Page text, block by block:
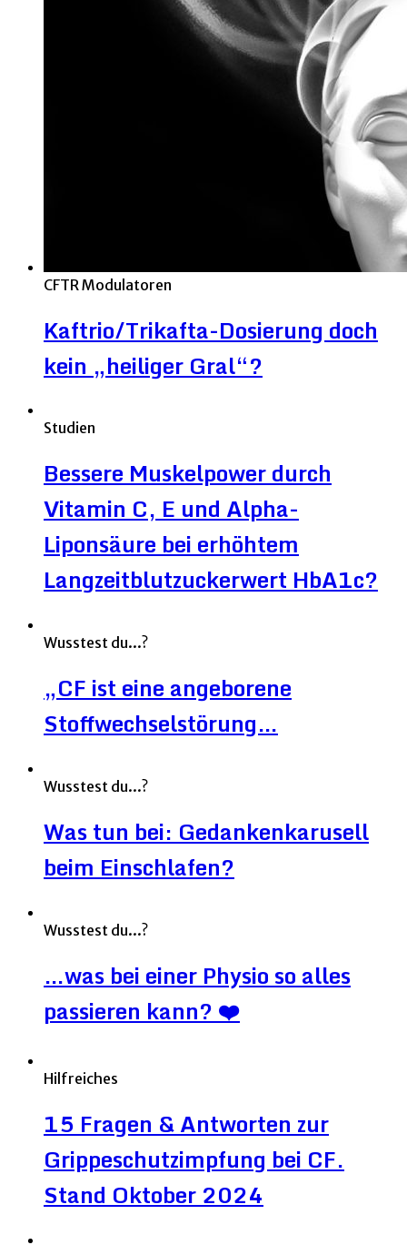
CFTR Modulatoren
Kaftrio/Trikafta-Dosierung doch
kein „heiliger Gral“?
Studien
Bessere Muskelpower durch
Vitamin C, E und Alpha-
Liponsäure bei erhöhtem
Langzeitblutzuckerwert HbA1c?
Wusstest du...?
„CF ist eine angeborene
Stoffwechselstörung…
Wusstest du...?
Was tun bei: Gedankenkarusell
beim Einschlafen?
Wusstest du...?
…was bei einer Physio so alles
passieren kann? ❤️
Hilfreiches
15 Fragen & Antworten zur
Grippeschutzimpfung bei CF.
Stand Oktober 2024